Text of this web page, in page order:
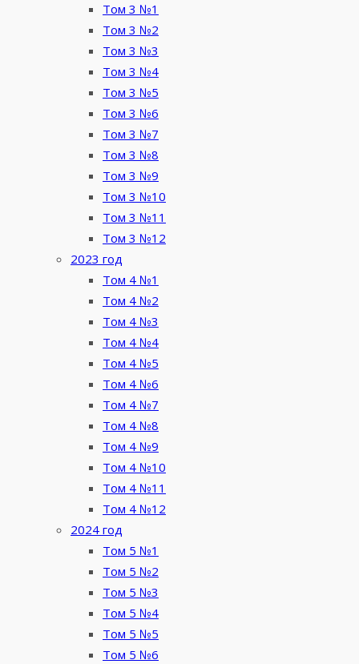
Том 3 №1
Том 3 №2
Том 3 №3
Том 3 №4
Том 3 №5
Том 3 №6
Том 3 №7
Том 3 №8
Том 3 №9
Том 3 №10
Том 3 №11
Том 3 №12
2023 год
Том 4 №1
Том 4 №2
Том 4 №3
Том 4 №4
Том 4 №5
Том 4 №6
Том 4 №7
Том 4 №8
Том 4 №9
Том 4 №10
Том 4 №11
Том 4 №12
2024 год
Том 5 №1
Том 5 №2
Том 5 №3
Том 5 №4
Том 5 №5
Том 5 №6